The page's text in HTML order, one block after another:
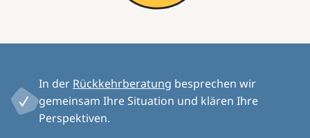
In der Rückkehrberatung besprechen wir
gemeinsam Ihre Situation und klären Ihre
Perspektiven.